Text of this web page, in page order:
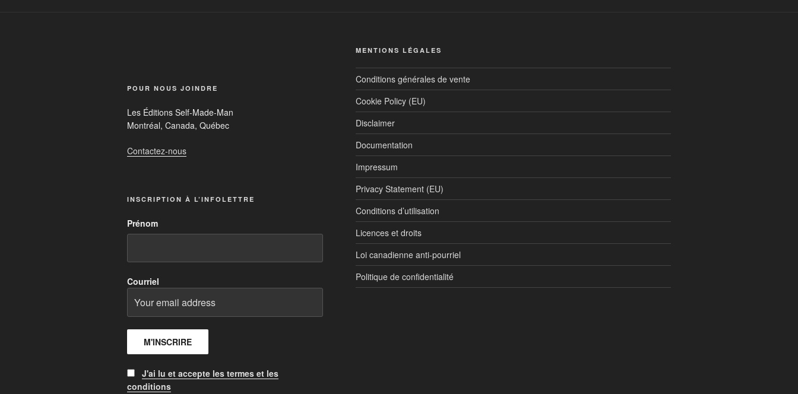
POUR NOUS JOINDRE
Les Éditions Self-Made-Man
Montréal, Canada, Québec
Contactez-nous
INSCRIPTION À L’INFOLETTRE
Prénom
Courriel
J'ai lu et accepte les termes et les
conditions
MENTIONS LÉGALES
Conditions générales de vente
Cookie Policy (EU)
Disclaimer
Documentation
Impressum
Privacy Statement (EU)
Conditions d’utilisation
Licences et droits
Loi canadienne anti-pourriel
Politique de confidentialité